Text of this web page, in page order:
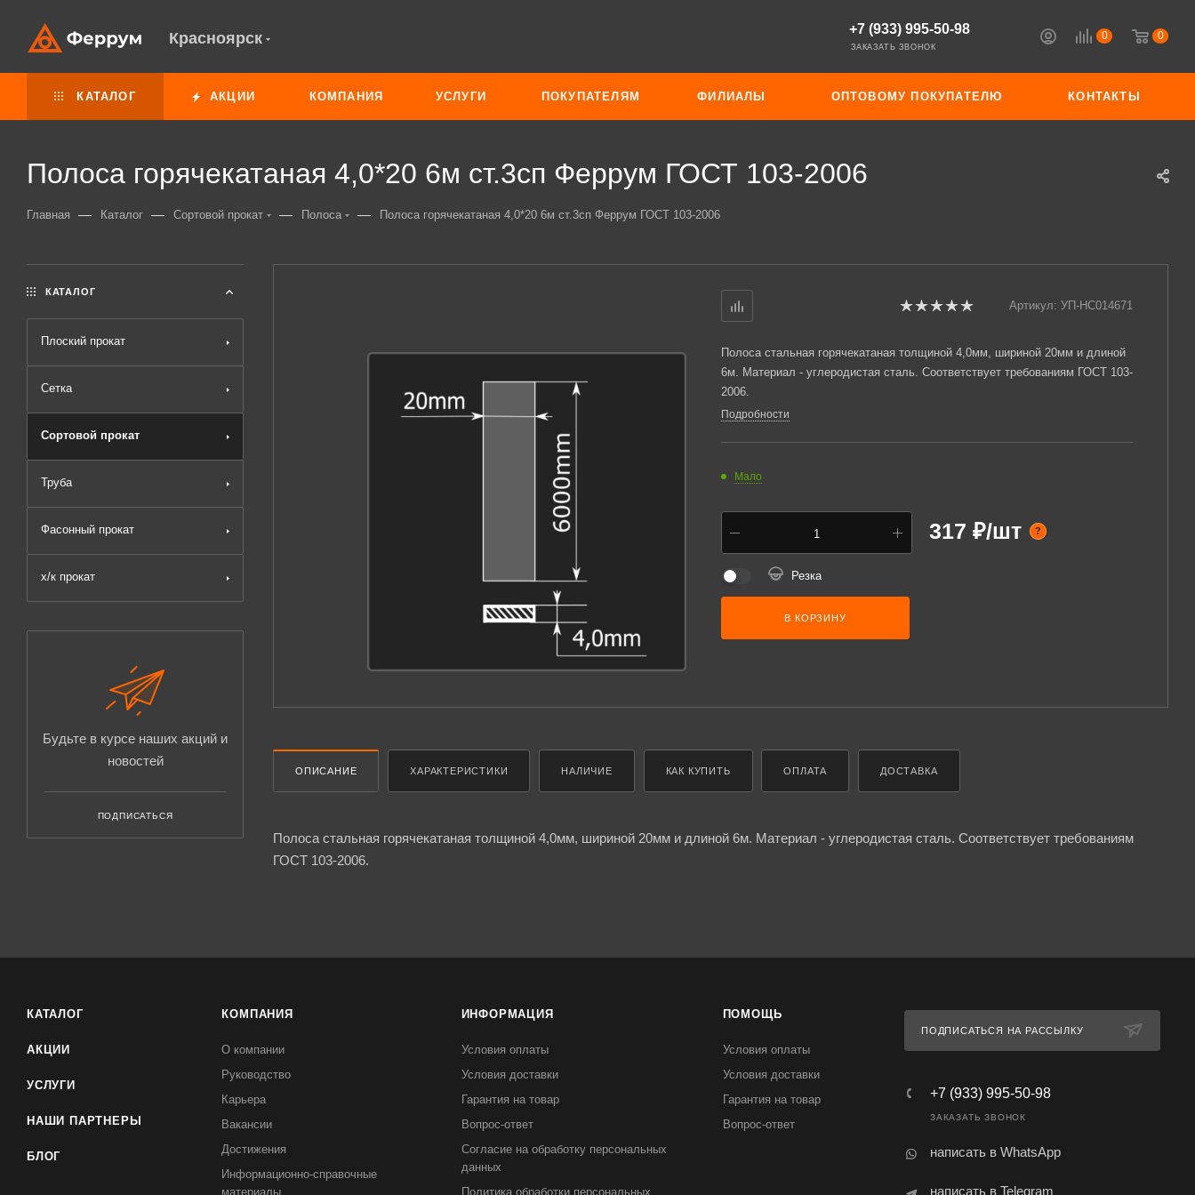
Красноярск 0 0
+7 (933) 995-50-98
ЗАКАЗАТЬ ЗВОНОК
КАТАЛОГ АКЦИИ КОМПАНИЯ УСЛУГИ ПОКУПАТЕЛЯМ ФИЛИАЛЫ ОПТОВОМУ ПОКУПАТЕЛЮ КОНТАКТЫ
Полоса горячекатаная 4,0*20 6м ст.3сп Феррум ГОСТ 103-2006
Главная — Каталог — Сортовой прокат — Полоса — Полоса горячекатаная 4,0*20 6м ст.3сп Феррум ГОСТ 103-2006
Артикул: УП-НС014671
Полоса стальная горячекатаная толщиной 4,0мм, шириной 20мм и длиной
6м. Материал - углеродистая сталь. Соответствует требованиям ГОСТ 103-
2006.
Подробности
Мало
317 ₽/шт ?
Резка
В КОРЗИНУ
ОПИСАНИЕ ХАРАКТЕРИСТИКИ НАЛИЧИЕ КАК КУПИТЬ ОПЛАТА ДОСТАВКА
Полоса стальная горячекатаная толщиной 4,0мм, шириной 20мм и длиной 6м. Материал - углеродистая сталь. Соответствует требованиям
ГОСТ 103-2006.
КАТАЛОГ
Плоский прокат
Сетка
Сортовой прокат
Труба
Фасонный прокат
х/к прокат
Будьте в курсе наших акций и
новостей
ПОДПИСАТЬСЯ
КАТАЛОГ
АКЦИИ
УСЛУГИ
НАШИ ПАРТНЕРЫ
БЛОГ
КОМПАНИЯ
О компании
Руководство
Карьера
Вакансии
Достижения
Информационно-справочные
материалы
ИНФОРМАЦИЯ
Условия оплаты
Условия доставки
Гарантия на товар
Вопрос-ответ
Согласие на обработку персональных
данных
Политика обработки персональных
ПОМОЩЬ
Условия оплаты
Условия доставки
Гарантия на товар
Вопрос-ответ
ПОДПИСАТЬСЯ НА РАССЫЛКУ
+7 (933) 995-50-98
ЗАКАЗАТЬ ЗВОНОК
написать в WhatsApp
написать в Telegram